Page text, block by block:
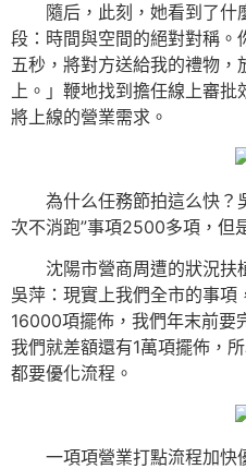
隨后，此刻，她看到了
段：時間與空間的絕對對稱
五秒，將對方送給我的禮物，
上。」鞭地找到擔任線上審
將上線的營業需求。
為什么任務節拍這么快？
次不消跑”事項2500多項，但
沈陽市營商周遭的狀況扶
吳萍：現實上我們全市的事
16000項擺佈，我們年末前要
我們就差額還有1萬項擺佈，
都要優化流程。
一項項營業打點流程加快